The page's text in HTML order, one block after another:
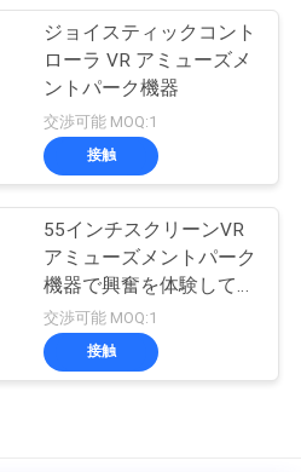
ジョイスティックコント
ローラ VR アミューズメ
ントパーク機器
交渉可能 MOQ:1
接触
55インチスクリーンVR
アミューズメントパーク
機器で興奮を体験してく
ださい
交渉可能 MOQ:1
接触